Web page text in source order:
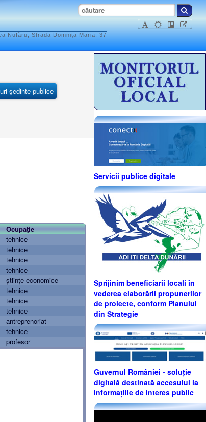
Nufăru, Strada Domnița Maria, 37
şedinte publice
Ocupaţie
tehnice
tehnice
tehnice
tehnice
științe economice
tehnice
tehnice
tehnice
antreprenoriat
tehnice
profesor
Servicii publice digitale
Sprijinim beneficiarii locali în
vederea elaborării propunerilor
de proiecte, conform Planului
din Strategie
Guvernul României - soluție
digitală destinată accesului la
informațiile de interes public